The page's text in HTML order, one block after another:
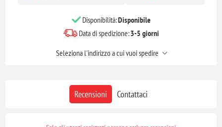
Disponibilità:Disponibile
Data di spedizione:3-5 giorni
Seleziona l'indirizzo a cui vuoi spedire
Recensioni Contattaci